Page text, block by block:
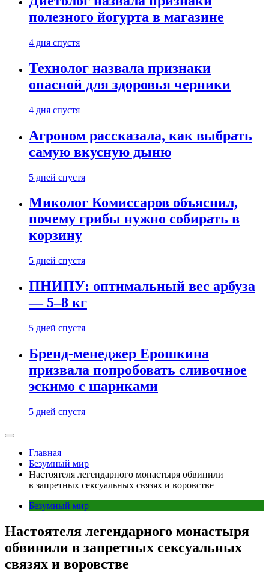
полезного йогурта в магазине
4 дня спустя
Технолог назвала признаки
опасной для здоровья черники
4 дня спустя
Агроном рассказала, как выбрать
самую вкусную дыню
5 дней спустя
Миколог Комиссаров объяснил,
почему грибы нужно собирать в
корзину
5 дней спустя
ПНИПУ: оптимальный вес арбуза
— 5–8 кг
5 дней спустя
Бренд-менеджер Ерошкина
призвала попробовать сливочное
эскимо с шариками
5 дней спустя
Главная
Безумный мир
Настоятеля легендарного монастыря обвинили
в запретных сексуальных связях и воровстве
Безумный мир
Настоятеля легендарного монастыря
обвинили в запретных сексуальных
связях и воровстве